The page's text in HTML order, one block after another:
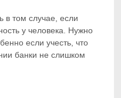
в том случае, если
у человека. Нужно
если учесть, что
банки не слишком